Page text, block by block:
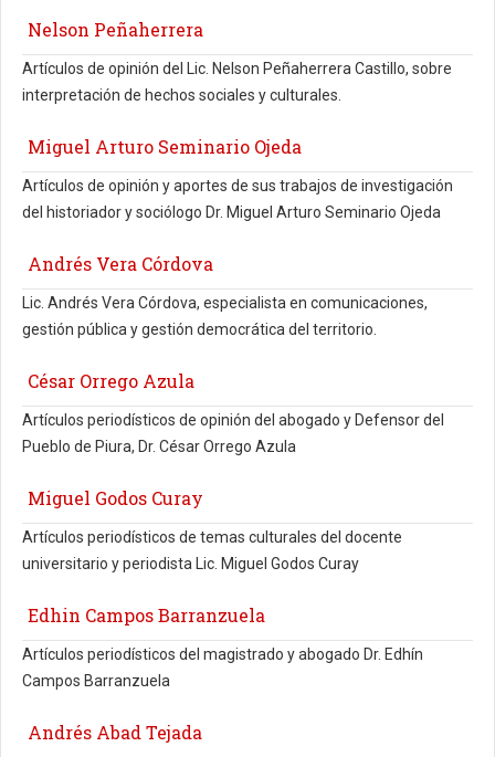
Nelson Peñaherrera
Artículos de opinión del Lic. Nelson Peñaherrera Castillo, sobre
interpretación de hechos sociales y culturales.
Miguel Arturo Seminario Ojeda
Artículos de opinión y aportes de sus trabajos de investigación
del historiador y sociólogo Dr. Miguel Arturo Seminario Ojeda
Andrés Vera Córdova
Lic. Andrés Vera Córdova, especialista en comunicaciones,
gestión pública y gestión democrática del territorio.
César Orrego Azula
Artículos periodísticos de opinión del abogado y Defensor del
Pueblo de Piura, Dr. César Orrego Azula
Miguel Godos Curay
Artículos periodísticos de temas culturales del docente
universitario y periodista Lic. Miguel Godos Curay
Edhin Campos Barranzuela
Artículos periodísticos del magistrado y abogado Dr. Edhín
Campos Barranzuela
Andrés Abad Tejada